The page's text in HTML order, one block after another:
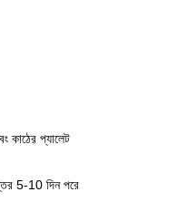
কাঠের প্যালেট
5-10 দিন পরে